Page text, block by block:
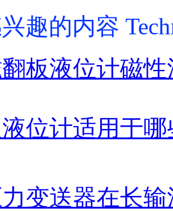
趣的内容
板液位计磁
位计适用于
变送器在长